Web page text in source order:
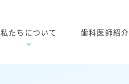
私たちについて 歯科医師紹介